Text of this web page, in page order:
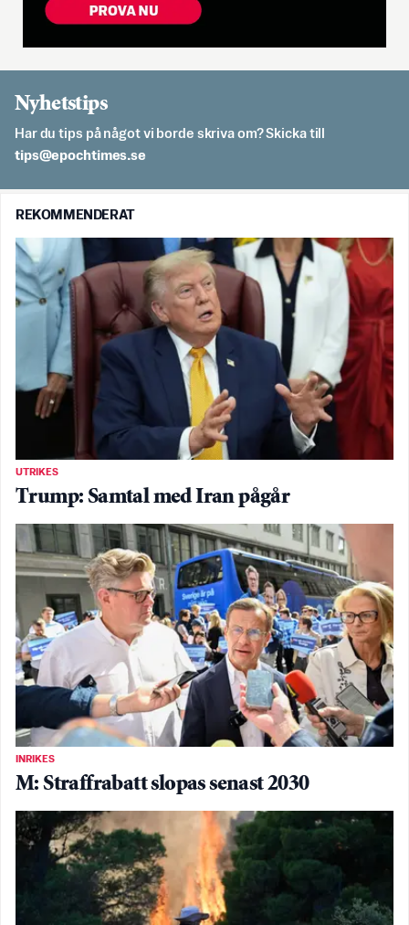
Nyhetstips
Har du tips på något vi borde skriva om? Skicka till
es.semithcope@spit
REKOMMENDERAT
UTRIKES
Trump: Samtal med Iran pågår
INRIKES
M: Straffrabatt slopas senast 2030